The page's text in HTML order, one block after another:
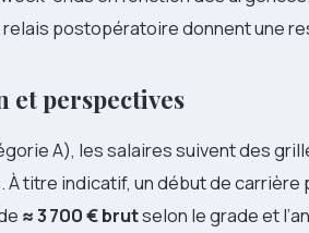
postopératoire donnent une
et perspectives
A), les salaires suivent des
titre indicatif, un début de
≈ 3 700 € brutselon le grade et